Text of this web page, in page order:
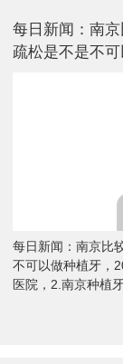
每日新闻：南
疏松是不是不
每日新闻：南京比
不可以做种植牙，
医院，2.南京种植